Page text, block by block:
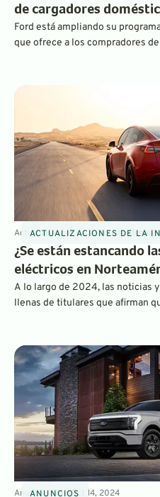
de cargadores
Ford está ampliando su
que ofrece a los compradores
ACTUALIZACIONES DE LA
Actualizaciones de la industria min
¿Se están estancando
eléctricos en
A lo largo de 2024, las noticias
llenas de titulares que afirman
echamos un vistazo a los datos
contrario.
ANUNCIOS
Anuncios3minOct 14, 2024